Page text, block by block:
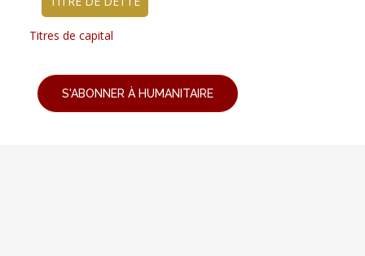
Titres de capital
S'ABONNER À HUMANITAIRE